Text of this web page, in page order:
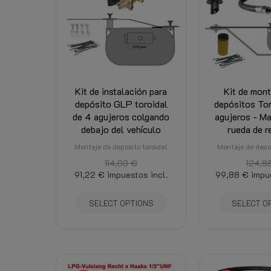
Recomendación
Bomba de GLP
Derecho de retiro
Descargas
Productos relacionados
Kit de instalación para
depósito GLP toroidal
de 4 agujeros colgando
debajo del vehículo
Montaje de deposito toroidal
114,03 €
91,22 € impuestos incl.
SELECT OPTIONS
Kit de
depósitos
agujeros -
rueda de
Montaje de
99,88 €
SELECT